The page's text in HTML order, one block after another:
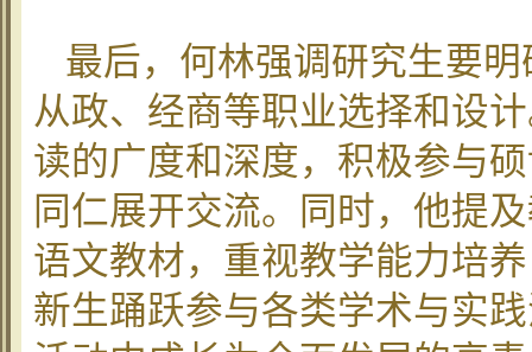
最后，何林强调研究生要
从政、经商等职业选择和设
读的广度和深度，积极参与
同仁展开交流。同时，他提
语文教材，重视教学能力培
新生踊跃参与各类学术与实